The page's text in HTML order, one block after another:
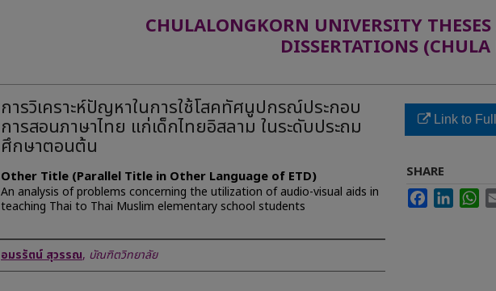
CHULALONGKORN UNIVERSITY
DISSERTATIONS
การวิเคราะห์ปัญหาในการใช้โสคทัศนูปกรณ์ประกอบ
การสอนภาษาไทย แก่เด็กไทยอิสลาม ในระดับประถม
ศึกษาตอนต้น
Other Title (Parallel Title in Other Language of ETD)
An analysis of problems concerning the utilization of audio-visual aids in
teaching Thai to Thai Muslim elementary school students
Author
อมรรัตน์ สุวรรณ, บัณฑิตวิทยาลัย
Link to
SHARE
FacebookLinkedIn